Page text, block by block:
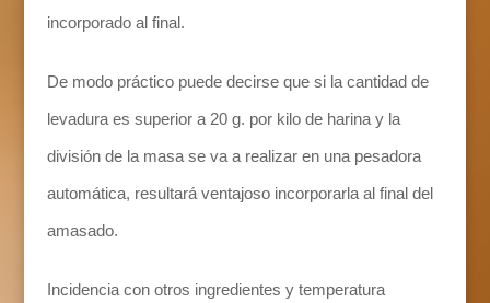
incorporado al final.
De modo práctico puede decirse que si la cantidad de
levadura es superior a 20 g. por kilo de harina y la
división de la masa se va a realizar en una pesadora
automática, resultará ventajoso incorporarla al final del
amasado.
Incidencia con otros ingredientes y temperatura